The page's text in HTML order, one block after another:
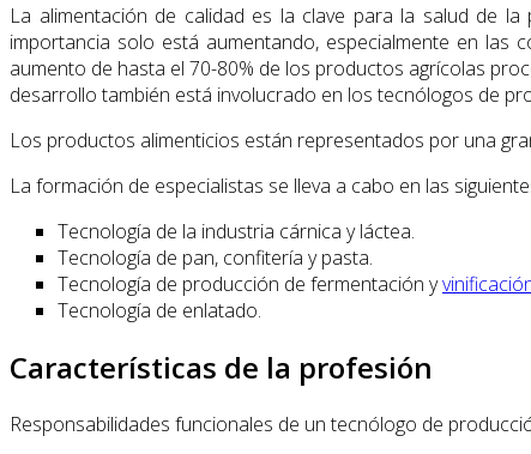
La alimentación de calidad es la clave para la salud de
importancia solo está aumentando, especialmente en las
aumento de hasta el 70-80% de los productos agrícolas
desarrollo también está involucrado en los tecnólogos de
Los productos alimenticios están representados por una
La formación de especialistas se lleva a cabo en las
Tecnología de la industria cárnica y láctea.
Tecnología de pan, confitería y pasta.
Tecnología de producción de fermentación y
Tecnología de enlatado.
Características de la profesión
Responsabilidades funcionales de un tecnólogo de